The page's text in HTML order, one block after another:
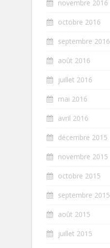
novembre 2016
octobre 2016
septembre 2016
août 2016
juillet 2016
mai 2016
avril 2016
décembre 2015
novembre 2015
octobre 2015
septembre 2015
août 2015
juillet 2015